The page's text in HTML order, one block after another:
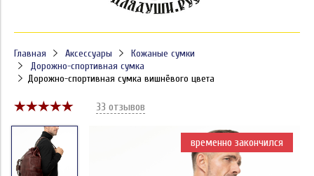
Главная Аксессуары
Кожаные сумки
Дорожно-спортивная сумка
Дорожно-спортивная сумка вишнёвого цвета
33 отзывов
временно закончился